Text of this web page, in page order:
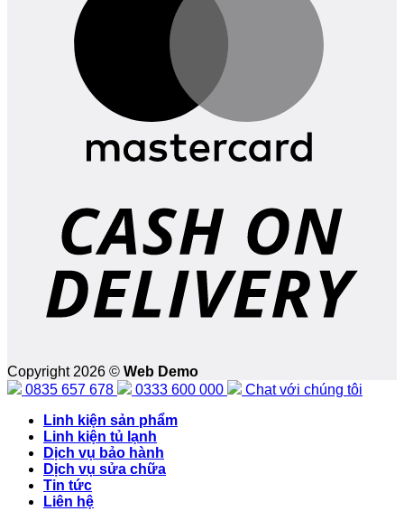
Copyright 2026 © Web Demo
0835 657 678
0333 600 000
Chat với chúng tôi
Linh kiện sản phẩm
Linh kiện tủ lạnh
Dịch vụ bảo hành
Dịch vụ sửa chữa
Tin tức
Liên hệ